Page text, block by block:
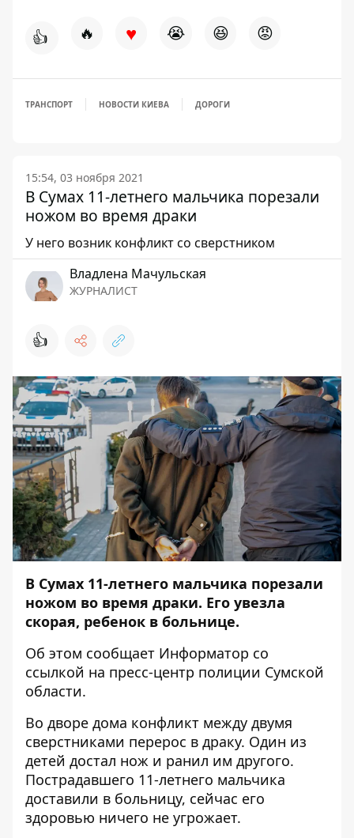
👍 🔥 ♥ 😭 😆 😡
ТРАНСПОРТ НОВОСТИ КИЕВА ДОРОГИ
15:54, 03 ноября 2021
В Сумах 11-летнего мальчика порезали
ножом во время драки
У него возник конфликт со сверстником
Владлена Мачульская
ЖУРНАЛИСТ
👍
В Сумах 11-летнего мальчика порезали
ножом во время драки. Его увезла
скорая, ребенок в больнице.
Об этом сообщает Информатор со
ссылкой на пресс-центр полиции Сумской
области.
Во дворе дома конфликт между двумя
сверстниками перерос в драку. Один из
детей достал нож и ранил им другого.
Пострадавшего 11-летнего мальчика
доставили в больницу, сейчас его
здоровью ничего не угрожает.